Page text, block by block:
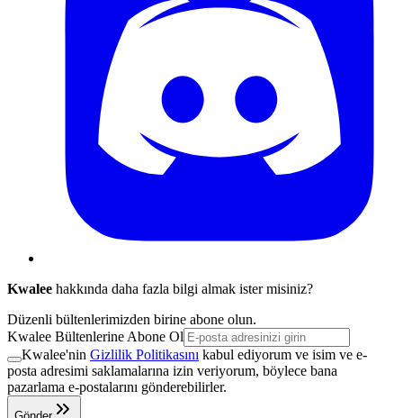
Kwalee hakkında daha fazla bilgi almak ister misiniz?
Düzenli bültenlerimizden birine abone olun.
Kwalee Bültenlerine Abone Ol
Kwalee'nin Gizlilik Politikasını kabul ediyorum ve isim ve e-
posta adresimi saklamalarına izin veriyorum, böylece bana
pazarlama e-postalarını gönderebilirler.